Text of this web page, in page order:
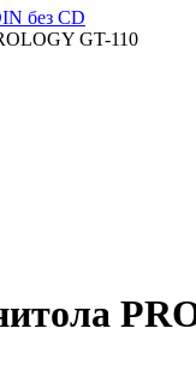
без CD
GT-110